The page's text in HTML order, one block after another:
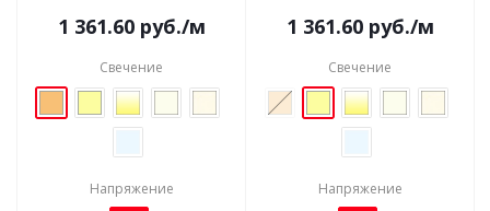
1 361.60руб./м
Свечение
Напряжение
1 361.60руб./м
Свечение
Напряжение